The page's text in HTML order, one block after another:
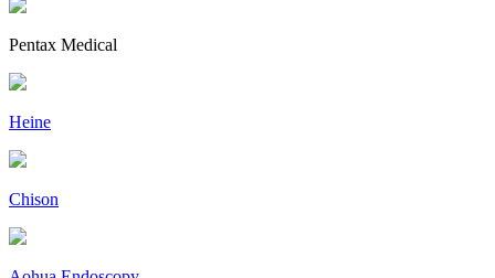
Pentax Medical
Heine
Chison